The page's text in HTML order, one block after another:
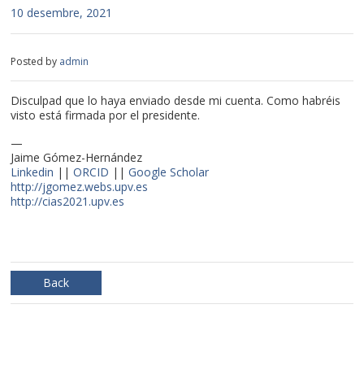
10 desembre, 2021
Posted by admin
Disculpad que lo haya enviado desde mi cuenta. Como habréis
visto está firmada por el presidente.
—
Jaime Gómez-Hernández
Linkedin || ORCID || Google Scholar
http://jgomez.webs.upv.es
http://cias2021.upv.es
Back